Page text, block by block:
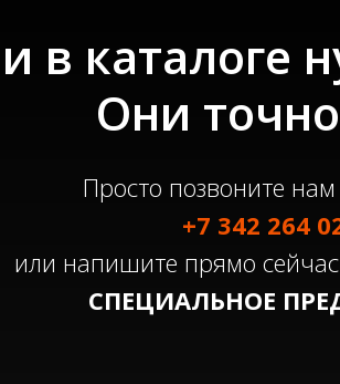
в каталоге
Они
Просто позвоните
+7 342 264
или напишите прямо
СПЕЦИАЛЬНОЕ